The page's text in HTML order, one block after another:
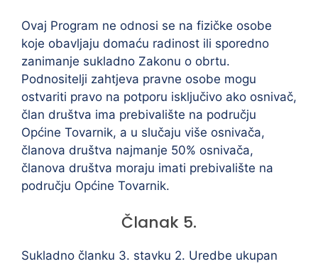
Ovaj Program ne odnosi se na fizičke osobe
koje obavljaju domaću radinost ili sporedno
zanimanje sukladno Zakonu o obrtu.
Podnositelji zahtjeva pravne osobe mogu
ostvariti pravo na potporu isključivo ako osnivač,
član društva ima prebivalište na području
Općine Tovarnik, a u slučaju više osnivača,
članova društva najmanje 50% osnivača,
članova društva moraju imati prebivalište na
području Općine Tovarnik.
Članak 5.
Sukladno članku 3. stavku 2. Uredbe ukupan